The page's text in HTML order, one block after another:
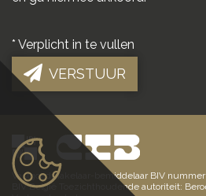
* Verplicht in te vullen
VERSTUUR
Vastgoedmakelaar-bemiddelaar BIV nummer
BIV België Toezichthoudende autoriteit: